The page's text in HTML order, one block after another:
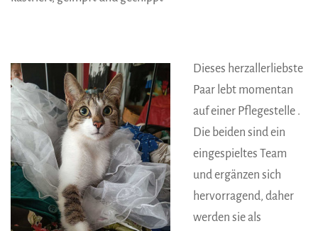
Dieses herzallerliebste
Paar lebt momentan
auf einer Pflegestelle .
Die beiden sind ein
eingespieltes Team
und ergänzen sich
hervorragend, daher
werden sie als